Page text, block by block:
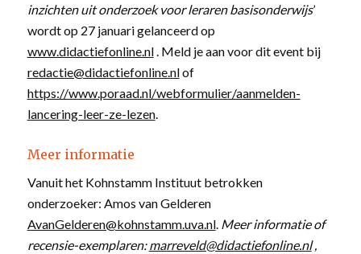
inzichten uit onderzoek voor leraren basisonderwijs’
wordt op 27 januari gelanceerd op
www.didactiefonline.nl. Meld je aan voor dit event bij
redactie@didactiefonline.nlof
https://www.poraad.nl/webformulier/aanmelden-
lancering-leer-ze-lezen.
Meer informatie
Vanuit het Kohnstamm Instituut betrokken
onderzoeker: Amos van Gelderen
AvanGelderen@kohnstamm.uva.nl. Meer informatie of
recensie-exemplaren:marreveld@didactiefonline.nl,